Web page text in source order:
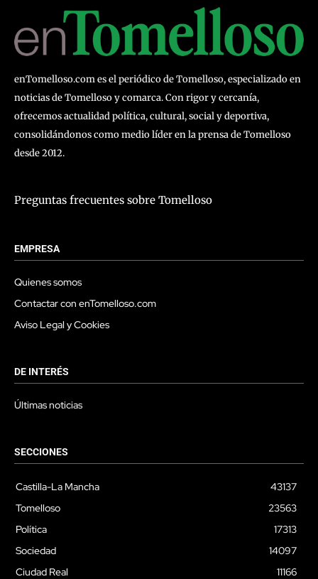
enTomelloso.com es el periódico de Tomelloso, especializado en
noticias de Tomelloso y comarca. Con rigor y cercanía,
ofrecemos actualidad política, cultural, social y deportiva,
consolidándonos como medio líder en la prensa de Tomelloso
desde 2012.
Preguntas frecuentes sobre Tomelloso
EMPRESA
Quienes somos
Contactar con enTomelloso.com
Aviso Legal y Cookies
DE INTERÉS
Últimas noticias
SECCIONES
Castilla-La Mancha
43137
Tomelloso
23563
Política
17313
Sociedad
14097
Ciudad Real
11166